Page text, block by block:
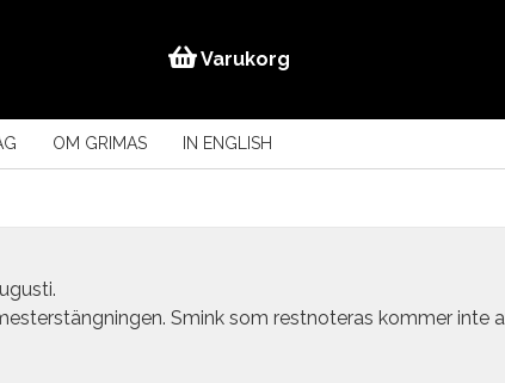
Varukorg
OM GRIMAS IN ENGLISH
Smink som restnoteras kommer inte